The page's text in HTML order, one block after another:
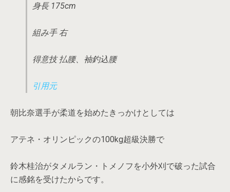
身長 175cm
組み手 右
得意技 払腰、袖釣込腰
引用元
朝比奈選手が柔道を始めたきっかけとしては
アテネ・オリンピックの100kg超級決勝で
鈴木桂治がタメルラン・トメノフを小外刈で破った試合
に感銘を受けたからです。